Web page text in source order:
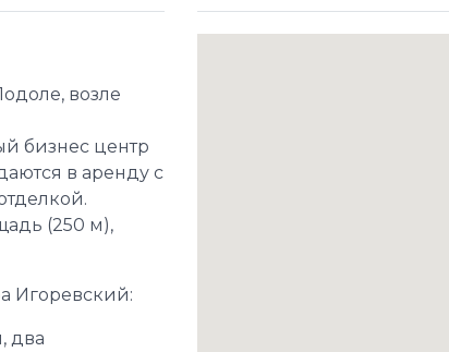
возле
бизнес центр
в аренду с
(250 м),
Игоревский:
два